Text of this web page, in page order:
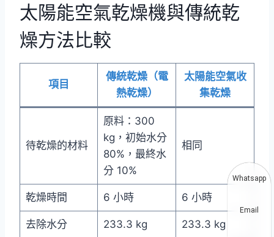
太陽能空氣乾燥機與傳統乾
燥方法比較
項目
傳統乾燥（電
熱乾燥）
太陽能空氣收
集乾燥
待乾燥的材料
原料：300
kg，初始水分
80%，最終水
分 10%
相同
乾燥時間 6 小時 6 小時
去除水分 233.3 kg 233.3 kg
Whatsapp
Email